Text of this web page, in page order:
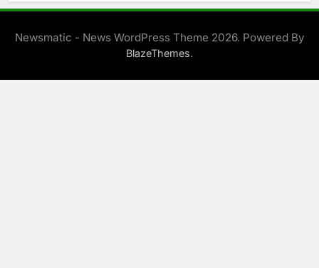
Newsmatic - News WordPress Theme 2026. Powered By
BlazeThemes.